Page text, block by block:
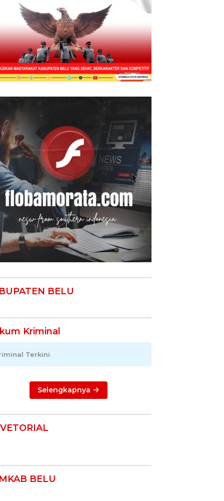
BELU
Kriminal
Terkini
Selengkapnya
BELU